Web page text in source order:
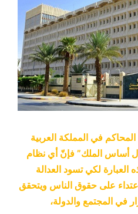
في المملكة العربية
أساس الملك” فإنّ أي نظام
لكي تسود العدالة
على حقوق الناس ويتحقق
في المجتمع والدولة،